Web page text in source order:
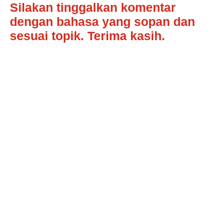
Silakan tinggalkan komentar
dengan bahasa yang sopan dan
sesuai topik. Terima kasih.